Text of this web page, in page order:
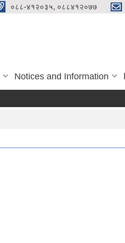
०८८-४१२०३५, ०८८४१२०७७
Notices and Information